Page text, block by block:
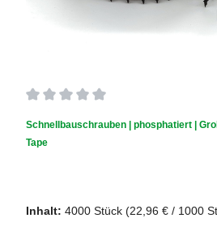
Schnellbauschrauben | phosphatiert |
Tape
Inhalt: 4000 Stück (22,96 € / 1000